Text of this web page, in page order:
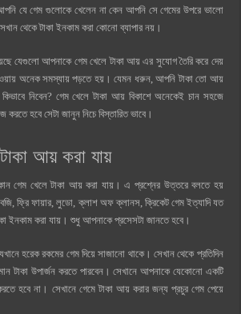
যে গেম গুলোকে খেলেন না কেন আপনি সে গেমের উপরে ভালো
থেকে টাকা ইনকাম করা কোনো ব্যাপার নয়।
যেগুলো আপনাকে গেম খেলে টাকা আয় এর সুযোগ তৈরি করে দেয়
অনেক সমস্যায় পড়তে হয়। যেমন ধরুন, আপনি টাকা তো আয়
নিবেন? গেম খেলে টাকা আয় বিকাশে অনেকেই চান সহজে
হবে সেটা জানুন নিচে বিস্তারিত ভাবে।
আয় করা যায়
গেম খেলে টাকা আয় করা যায়। এ প্রশ্নের উত্তরে বলতে হয়
ফ্রি ফায়ার, লুডো, ক্লাশ অফ ক্লানস, ক্রিকেট গেম ইত্যাদি যত
ইনকাম করা যায়। শুধু আপনাকে প্রসেসটা জানতে হবে।
হরেক রকমের গেম দিয়ে সাজানো থাকে। সেখান থেকে প্রতিদিন
টাকা উপার্জন করতে পারবেন। সেখানে আপনাকে যেকোনো একটি
করতে হবে না। সেখানে গেমে টাকা আয় করার জন্য প্রচুর গেম পেয়ে